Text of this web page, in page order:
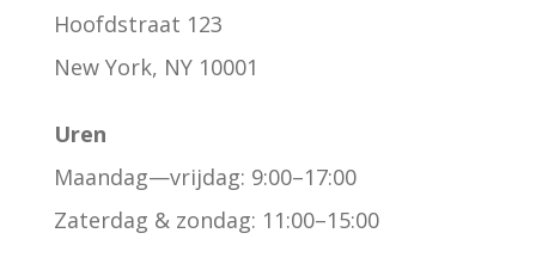
Hoofdstraat 123
New York, NY 10001
Uren
Maandag—vrijdag: 9:00–17:00
Zaterdag & zondag: 11:00–15:00